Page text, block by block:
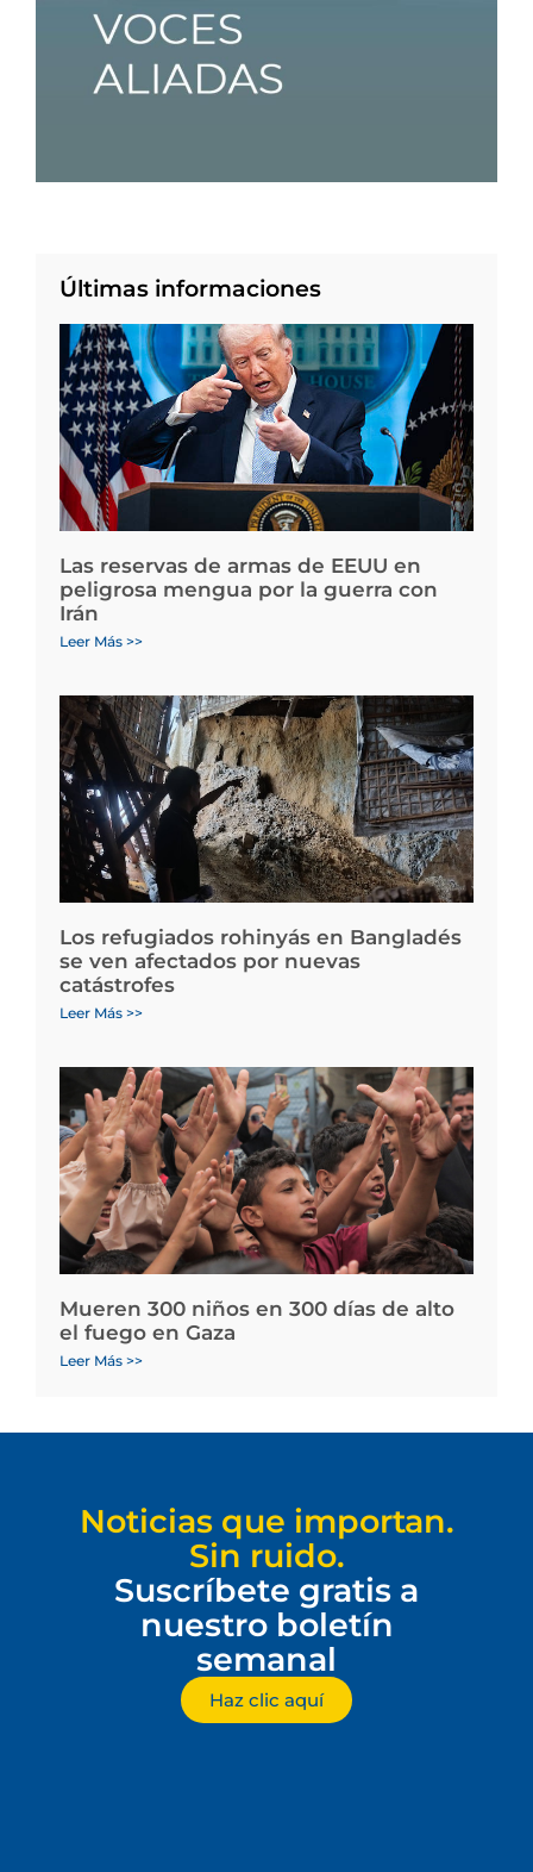
Últimas informaciones
Las reservas de armas de EEUU en
peligrosa mengua por la guerra con
Irán
Leer Más >>
Los refugiados rohinyás en Bangladés
se ven afectados por nuevas
catástrofes
Leer Más >>
Mueren 300 niños en 300 días de alto
el fuego en Gaza
Leer Más >>
Noticias que importan.
Sin ruido.
Suscríbete gratis a
nuestro boletín
semanal
Haz clic aquí